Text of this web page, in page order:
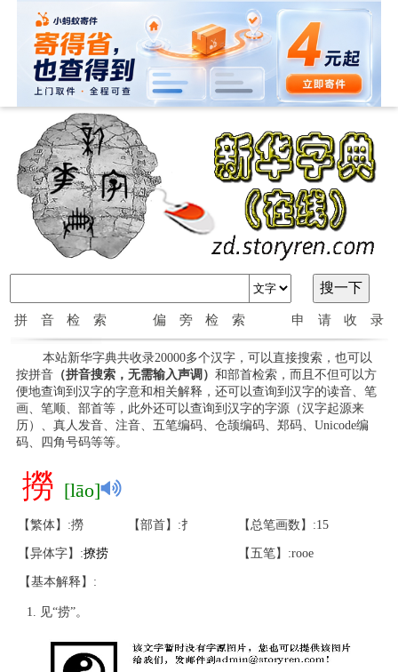
拼音检索 偏旁检索 申请收录
本站新华字典共收录20000多个汉字，可以直接搜索，也可以
按拼音（拼音搜索，无需输入声调） 和部首检索，而且不但可以方
便地查询到汉字的字意和相关解释，还可以查询到汉字的读音、笔
画、笔顺、部首等，此外还可以查询到汉字的字源（汉字起源来
历）、真人发音、注音、五笔编码、仓颉编码、郑码、Unicode编
码、四角号码等等。
撈 [lāo]
【繁体】:撈 【部首】:扌 【总笔画数】:15
【异体字】:撩捞 【五笔】:rooe
【基本解释】:
见“捞”。